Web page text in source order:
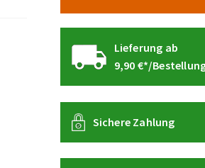
Lieferung ab
9,90 €*/
Sichere Zahlung